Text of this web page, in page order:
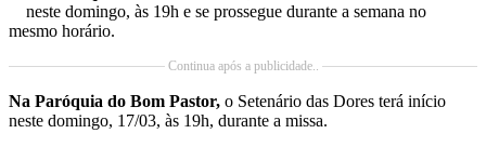
neste domingo, às 19h e se prossegue durante a semana no
mesmo horário.
Continua após a publicidade..
Na Paróquia do Bom Pastor, o Setenário das Dores terá início
neste domingo, 17/03, às 19h, durante a missa.